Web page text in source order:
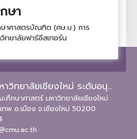
ษา
ศาสตรบัณฑิต (ศษ.บ.) การ
ทยาลัยฟาร์อีสเทอร์น
โรงเรียนสาธิตมหาวิทยาลัยเชียงใหม่ ระดับอนุบาลและประถมศึกษา
ศึกษาศาสตร์ มหาวิทยาลัยเชียงใหม่
พ อ.เมือง จ.เชียงใหม่ 50200